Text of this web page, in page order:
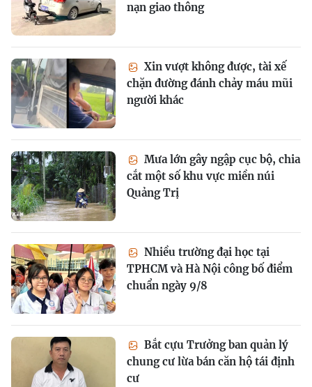
nạn giao thông
Xin vượt không được, tài xế
chặn đường đánh chảy máu mũi
người khác
Mưa lớn gây ngập cục bộ, chia
cắt một số khu vực miền núi
Quảng Trị
Nhiều trường đại học tại
TPHCM và Hà Nội công bố điểm
chuẩn ngày 9/8
Bắt cựu Trưởng ban quản lý
chung cư lừa bán căn hộ tái định
cư